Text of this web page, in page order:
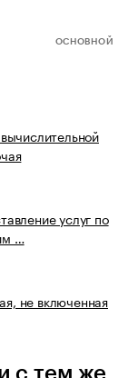
ОСНОВНОЙ
услуг по
…
не включенная